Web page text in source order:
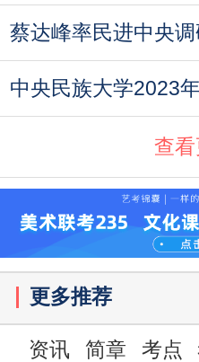
蔡达峰率民进中央
查
更多推荐
资讯 简章 考点